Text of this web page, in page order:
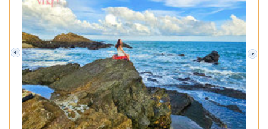
prev next